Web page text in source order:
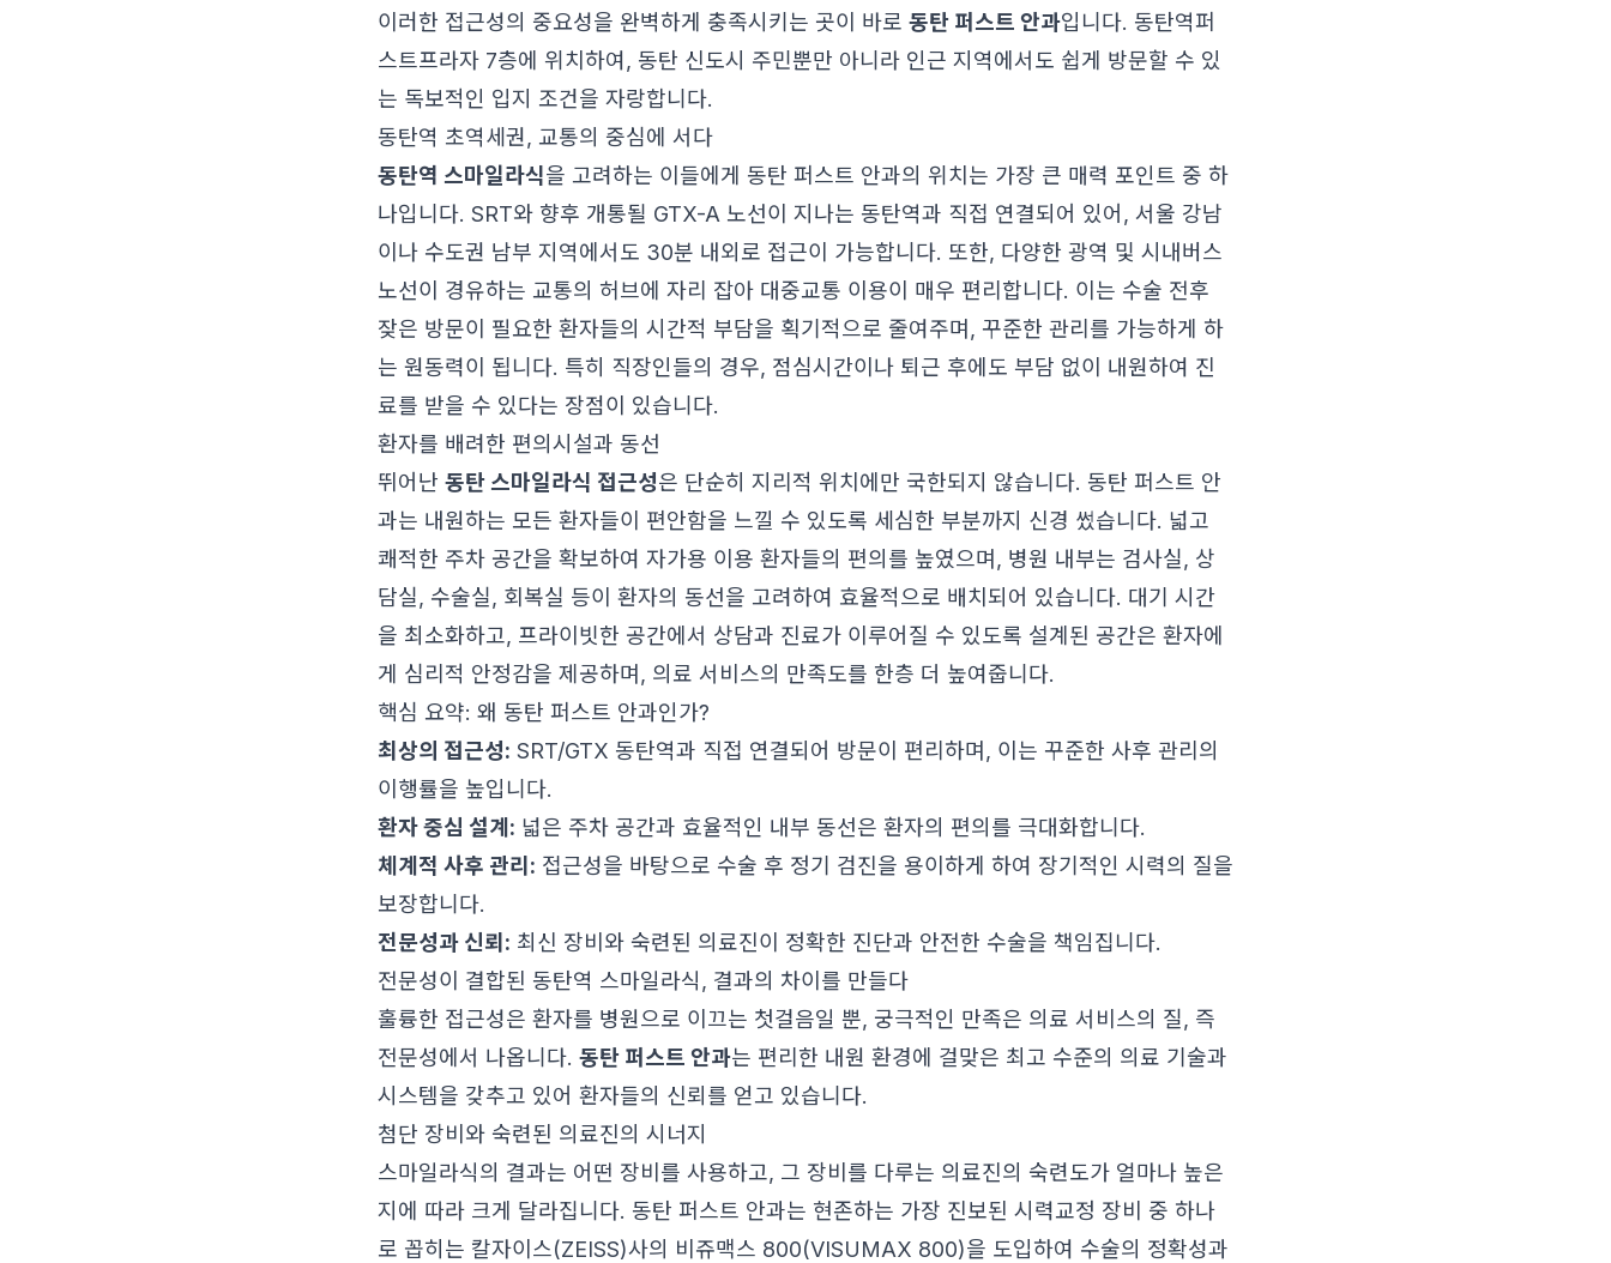
이러한 접근성의 중요성을 완벽하게 충족시키는 곳이 바로 동탄 퍼스트 안과입니다. 동탄역퍼
스트프라자 7층에 위치하여, 동탄 신도시 주민뿐만 아니라 인근 지역에서도 쉽게 방문할 수 있
는 독보적인 입지 조건을 자랑합니다.
동탄역 초역세권, 교통의 중심에 서다
동탄역 스마일라식을 고려하는 이들에게 동탄 퍼스트 안과의 위치는 가장 큰 매력 포인트 중 하
나입니다. SRT와 향후 개통될 GTX-A 노선이 지나는 동탄역과 직접 연결되어 있어, 서울 강남
이나 수도권 남부 지역에서도 30분 내외로 접근이 가능합니다. 또한, 다양한 광역 및 시내버스
노선이 경유하는 교통의 허브에 자리 잡아 대중교통 이용이 매우 편리합니다. 이는 수술 전후
잦은 방문이 필요한 환자들의 시간적 부담을 획기적으로 줄여주며, 꾸준한 관리를 가능하게 하
는 원동력이 됩니다. 특히 직장인들의 경우, 점심시간이나 퇴근 후에도 부담 없이 내원하여 진
료를 받을 수 있다는 장점이 있습니다.
환자를 배려한 편의시설과 동선
뛰어난 동탄 스마일라식 접근성은 단순히 지리적 위치에만 국한되지 않습니다. 동탄 퍼스트 안
과는 내원하는 모든 환자들이 편안함을 느낄 수 있도록 세심한 부분까지 신경 썼습니다. 넓고
쾌적한 주차 공간을 확보하여 자가용 이용 환자들의 편의를 높였으며, 병원 내부는 검사실, 상
담실, 수술실, 회복실 등이 환자의 동선을 고려하여 효율적으로 배치되어 있습니다. 대기 시간
을 최소화하고, 프라이빗한 공간에서 상담과 진료가 이루어질 수 있도록 설계된 공간은 환자에
게 심리적 안정감을 제공하며, 의료 서비스의 만족도를 한층 더 높여줍니다.
핵심 요약: 왜 동탄 퍼스트 안과인가?
최상의 접근성: SRT/GTX 동탄역과 직접 연결되어 방문이 편리하며, 이는 꾸준한 사후 관리의
이행률을 높입니다.
환자 중심 설계: 넓은 주차 공간과 효율적인 내부 동선은 환자의 편의를 극대화합니다.
체계적 사후 관리: 접근성을 바탕으로 수술 후 정기 검진을 용이하게 하여 장기적인 시력의 질을
보장합니다.
전문성과 신뢰: 최신 장비와 숙련된 의료진이 정확한 진단과 안전한 수술을 책임집니다.
전문성이 결합된 동탄역 스마일라식, 결과의 차이를 만들다
훌륭한 접근성은 환자를 병원으로 이끄는 첫걸음일 뿐, 궁극적인 만족은 의료 서비스의 질, 즉
전문성에서 나옵니다. 동탄 퍼스트 안과는 편리한 내원 환경에 걸맞은 최고 수준의 의료 기술과
시스템을 갖추고 있어 환자들의 신뢰를 얻고 있습니다.
첨단 장비와 숙련된 의료진의 시너지
스마일라식의 결과는 어떤 장비를 사용하고, 그 장비를 다루는 의료진의 숙련도가 얼마나 높은
지에 따라 크게 달라집니다. 동탄 퍼스트 안과는 현존하는 가장 진보된 시력교정 장비 중 하나
로 꼽히는 칼자이스(ZEISS)사의 비쥬맥스 800(VISUMAX 800)을 도입하여 수술의 정확성과